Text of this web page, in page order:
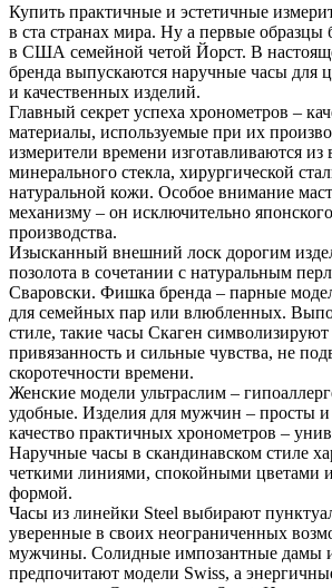
Купить практичные и эстетичные
в ста странах мира. Ну а первые образцы
в США семейной четой Йорст. В
бренда выпускаются наручные часы для
и качественных изделий.
Главный секрет успеха хронометров –
материалы, используемые при их
измерители времени изготавливаются из
минерального стекла, хирургической
натуральной кожи. Особое внимание
механизму – он исключительно
производства.
Изысканный внешний лоск дорогим
позолота в сочетании с натуральным
Сваровски. Фишка бренда – парные
для семейных пар или влюбленных.
стиле, такие часы Скаген
привязанность и сильные чувства, не
скоротечности времени.
Женские модели ультраслим –
удобные. Изделия для мужчин – просты
качество практичных хронометров –
Наручные часы в скандинавском стиле
четкими линиями, спокойными цветами
формой.
Часы из линейки Steel выбирают
уверенные в своих неограниченных
мужчины. Солидные импозантные дамы
предпочитают модели Swiss, а